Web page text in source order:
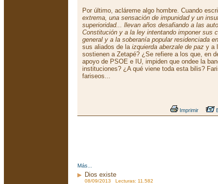
Por último, acláreme algo hombre. Cuando
extrema, una sensación de impunidad y un
superioridad... llevan años desafiando a las
Constitución y a la ley intentando imponer sus
general y a la soberanía popular residenciada
sus aliados de la izquierda aberzale de paz y a
sostienen a Zetapé? ¿Se refiere a los que, en
apoyo de PSOE e IU, impiden que ondee la
instituciones? ¿A qué viene toda esta bilis?
fariseos...
Imprimir
Más...
Dios existe
08/09/2013 Lecturas: 11.582